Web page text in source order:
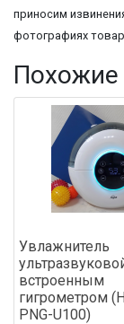
приносим
фотографиях
Похожие
Увлажнитель
встроенным
гигрометром
PNG-U100)